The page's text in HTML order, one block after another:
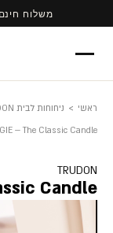
content
משלוח חינם על
ראשי > ניחוחות לבית TRUDON
– The Classic Candle
TRUDON
Candle